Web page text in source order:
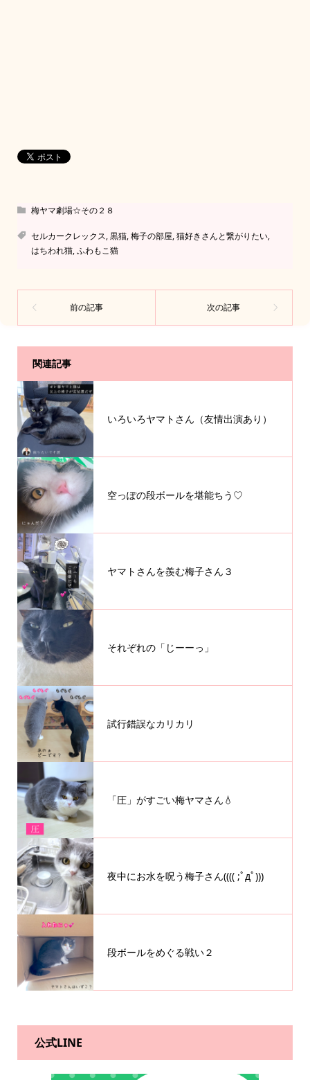
梅ヤマ劇場☆その２８
セルカークレックス,黒猫,梅子の部屋,猫好きさんと繋がりたい,
はちわれ猫,ふわもこ猫
関連記事
いろいろヤマトさん（友情出演あり）
空っぽの段ボールを堪能ちう♡
ヤマトさんを羨む梅子さん３
それぞれの「じーーっ」
試行錯誤なカリカリ
「圧」がすごい梅ヤマさん💧
夜中にお水を呪う梅子さん(((( ;ﾟдﾟ)))
段ボールをめぐる戦い２
公式LINE